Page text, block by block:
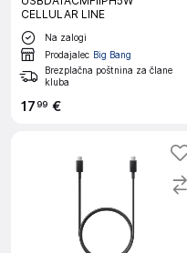
CELLULAR LINE
Na zalogi
Prodajalec Big Bang
Brezplačna poštnina za člane
kluba
1799 €